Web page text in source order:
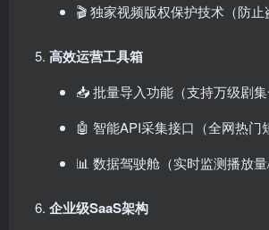
🎬 独家视频版权保护技术（防止
高效运营工具箱
📥 批量导入功能（支持万级剧集
🤖 智能API采集接口（全网热门
📊 数据驾驶舱（实时监测播放量
企业级SaaS架构